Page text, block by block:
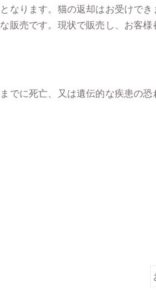
なります。猫の返却はお受けでき
販売です。現状で販売し、お客
でに死亡、又は遺伝的な疾患の